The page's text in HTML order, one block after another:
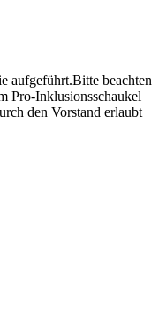
aufgeführt.Bitte beachten
Pro-Inklusionsschaukel
den Vorstand erlaubt